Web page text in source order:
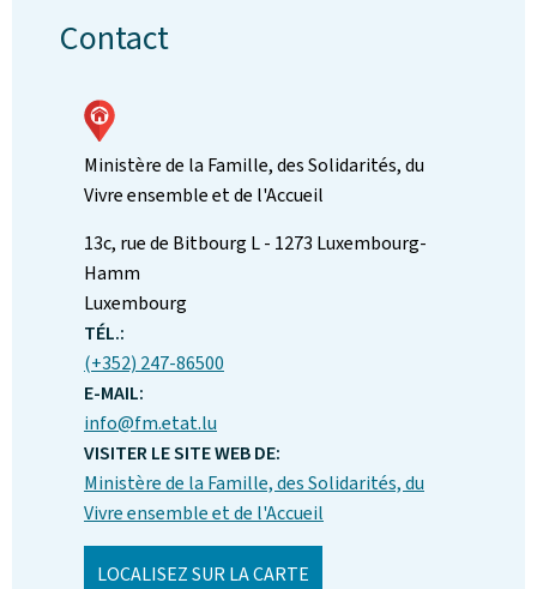
Contact
Ministère de la Famille, des Solidarités, du
Vivre ensemble et de l'Accueil
ADRESSE
:
13c, rue de Bitbourg L - 1273 Luxembourg-
Hamm
Luxembourg
TÉL.:
(+352) 247-86500
E-MAIL:
info@fm.etat.lu
VISITER LE SITE WEB DE:
Ministère de la Famille, des Solidarités, du
Vivre ensemble et de l'Accueil
LOCALISEZ SUR LA CARTE